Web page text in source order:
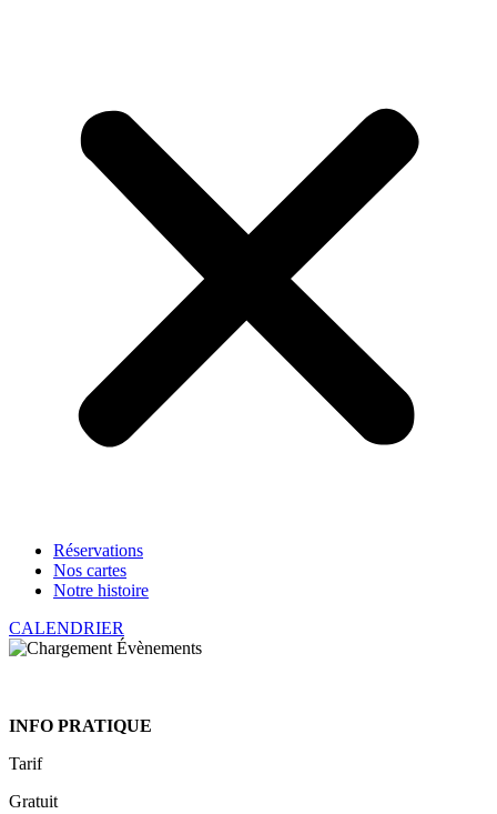
Réservations
Nos cartes
Notre histoire
CALENDRIER
INFO PRATIQUE
Tarif
Gratuit